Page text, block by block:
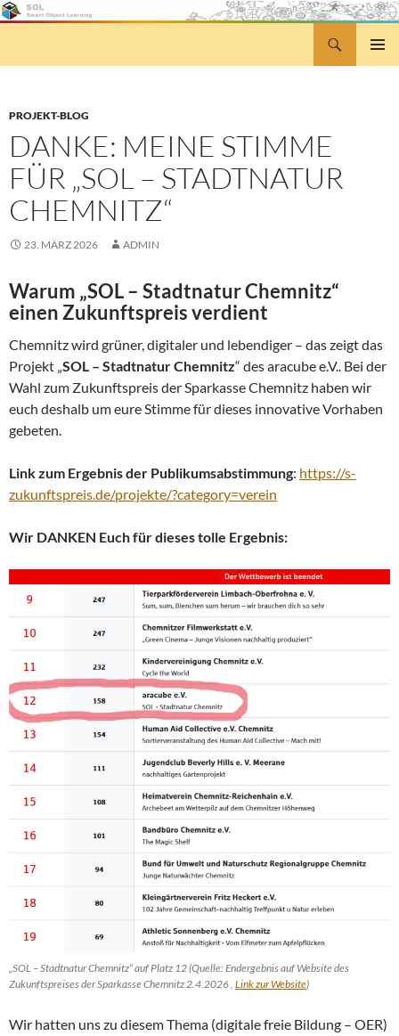
Zum
PROJEKT-BLOG
DANKE: MEINE STIMME
FÜR „SOL – STADTNATUR
CHEMNITZ“
23. MÄRZ 2026 ADMIN
Warum „SOL – Stadtnatur Chemnitz“
einen Zukunftspreis verdient
Chemnitz wird grüner, digitaler und lebendiger – das zeigt das
Projekt „SOL – Stadtnatur Chemnitz“ des aracube e.V.. Bei der
Wahl zum Zukunftspreis der Sparkasse Chemnitz haben wir
euch deshalb um eure Stimme für dieses innovative Vorhaben
gebeten.
Link zum Ergebnis der Publikumsabstimmung: https://s-
zukunftspreis.de/projekte/?category=verein
Wir DANKEN Euch für dieses tolle Ergebnis:
„SOL – Stadtnatur Chemnitz“ auf Platz 12 (Quelle: Endergebnis auf Website des
Zukunftspreises der Sparkasse Chemnitz 2.4.2026 , Link zur Website)
Wir hatten uns zu diesem Thema (digitale freie Bildung – OER)